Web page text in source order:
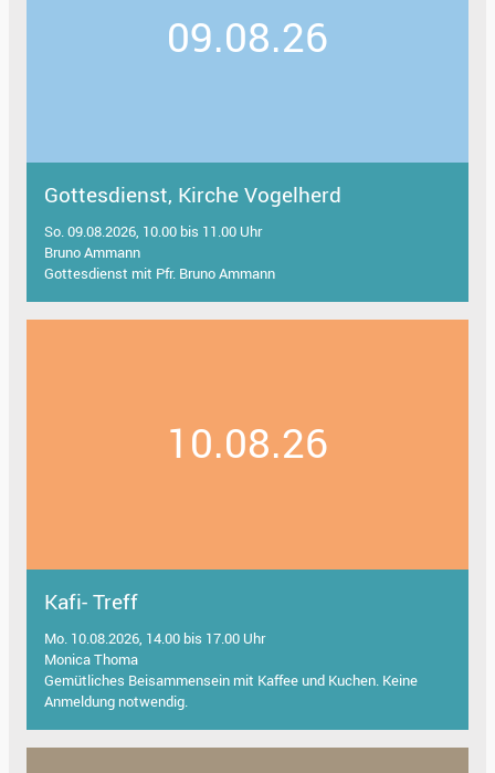
09.08.26
Gottesdienst, Kirche Vogelherd
So. 09.08.2026, 10.00 bis 11.00 Uhr
Bruno Ammann
Gottesdienst mit Pfr. Bruno Ammann
10.08.26
Kafi- Treff
Mo. 10.08.2026, 14.00 bis 17.00 Uhr
Monica Thoma
Gemütliches Beisammensein mit Kaffee und Kuchen. Keine
Anmeldung notwendig.